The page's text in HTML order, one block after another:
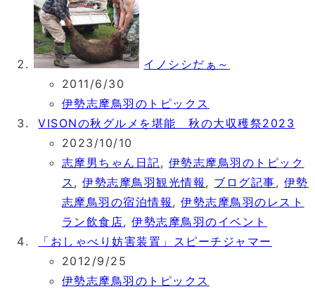
イノシシだぁ～
2011/6/30
伊勢志摩鳥羽のトピックス
VISONの秋グルメを堪能 秋の大収穫祭2023
2023/10/10
志摩男ちゃん日記, 伊勢志摩鳥羽のトピック
ス ,伊勢志摩鳥羽観光情報 , ブログ記事, 伊勢
志摩鳥羽の宿泊情報 ,伊勢志摩鳥羽のレスト
ラン飲食店,伊勢志摩鳥羽のイベント
「おしゃべり妨害装置」スピーチジャマー
2012/9/25
伊勢志摩鳥羽のトピックス